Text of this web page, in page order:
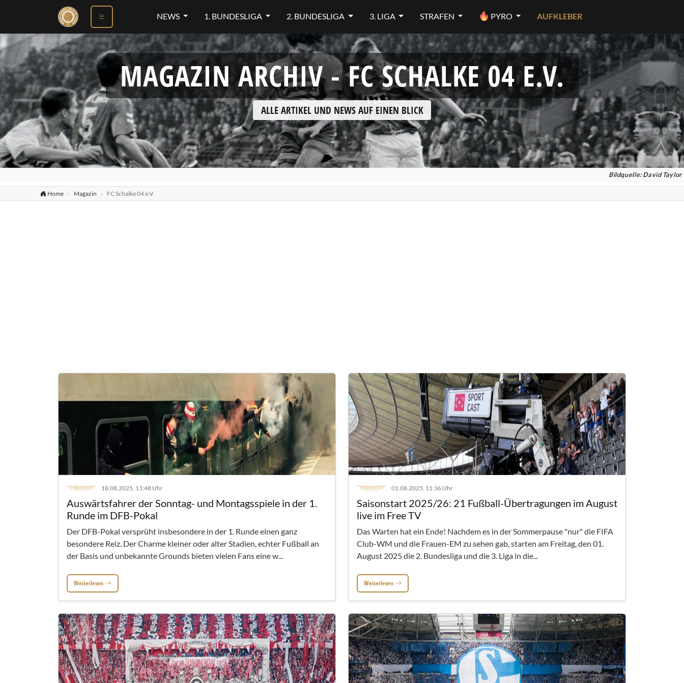
NEWS 1. BUNDESLIGA 2. BUNDESLIGA 3. LIGA STRAFEN PYRO AUFKLEBER
MAGAZIN ARCHIV - FC SCHALKE 04 E.V.
ALLE ARTIKEL UND NEWS AUF EINEN BLICK
Bildquelle: David Taylor
Home Magazin FC Schalke 04 e.V.
18.08.2025, 13:48 Uhr
Auswärtsfahrer der Sonntag- und Montagsspiele in der 1.
Runde im DFB-Pokal
Der DFB-Pokal versprüht insbesondere in der 1. Runde einen ganz
besondere Reiz. Der Charme kleiner oder alter Stadien, echter Fußball an
der Basis und unbekannte Grounds bieten vielen Fans eine w...
Weiterlesen
01.08.2025, 11:36 Uhr
Saisonstart 2025/26: 21 Fußball-Übertragungen im August
live im Free TV
Das Warten hat ein Ende! Nachdem es in der Sommerpause "nur" die FIFA
Club-WM und die Frauen-EM zu sehen gab, starten am Freitag, den 01.
August 2025 die 2. Bundesliga und die 3. Liga in die...
Weiterlesen